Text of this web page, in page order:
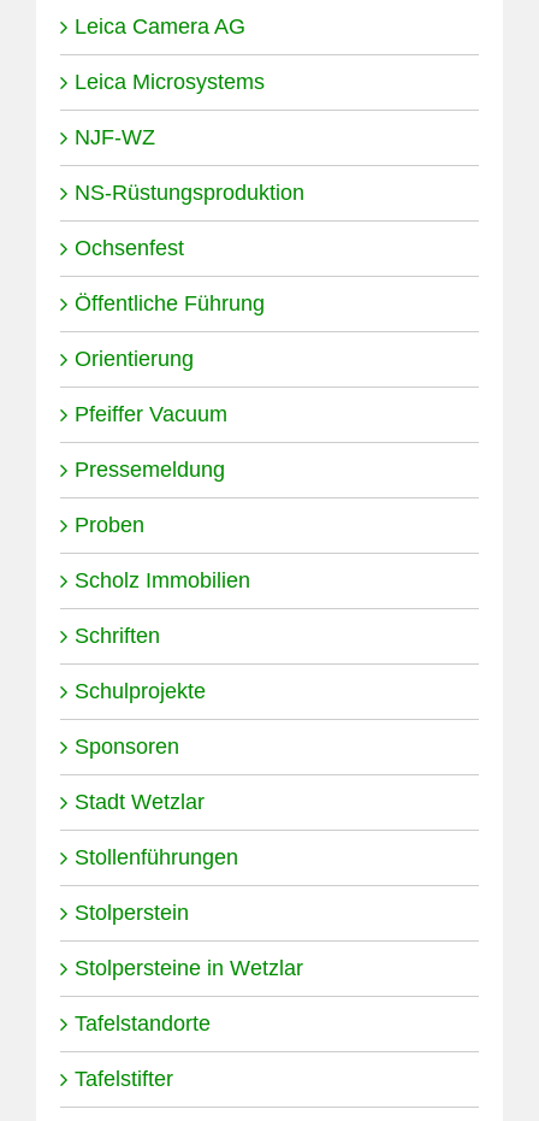
Leica Camera AG
Leica Microsystems
NJF-WZ
NS-Rüstungsproduktion
Ochsenfest
Öffentliche Führung
Orientierung
Pfeiffer Vacuum
Pressemeldung
Proben
Scholz Immobilien
Schriften
Schulprojekte
Sponsoren
Stadt Wetzlar
Stollenführungen
Stolperstein
Stolpersteine in Wetzlar
Tafelstandorte
Tafelstifter